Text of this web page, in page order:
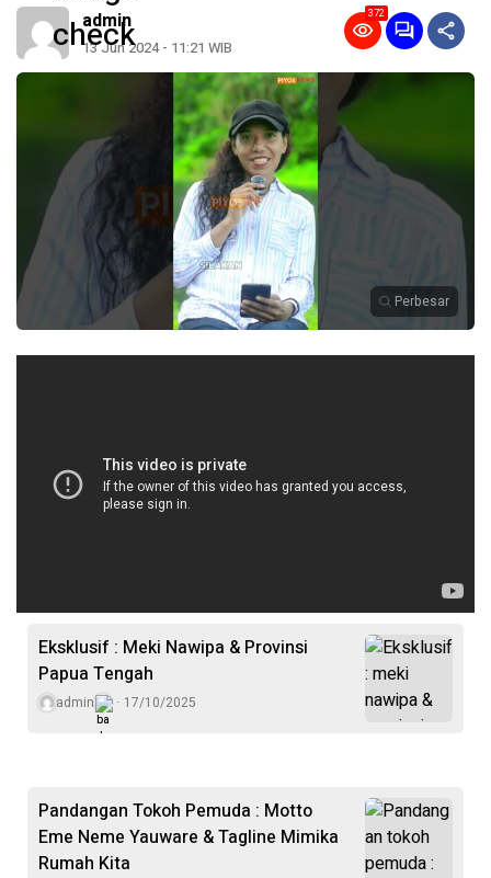
admin
13 Jun 2024 - 11:21 WIB
372
Perbesar
Eksklusif : Meki Nawipa & Provinsi
Papua Tengah
admin 17/10/2025
Pandangan Tokoh Pemuda : Motto
Eme Neme Yauware & Tagline Mimika
Rumah Kita